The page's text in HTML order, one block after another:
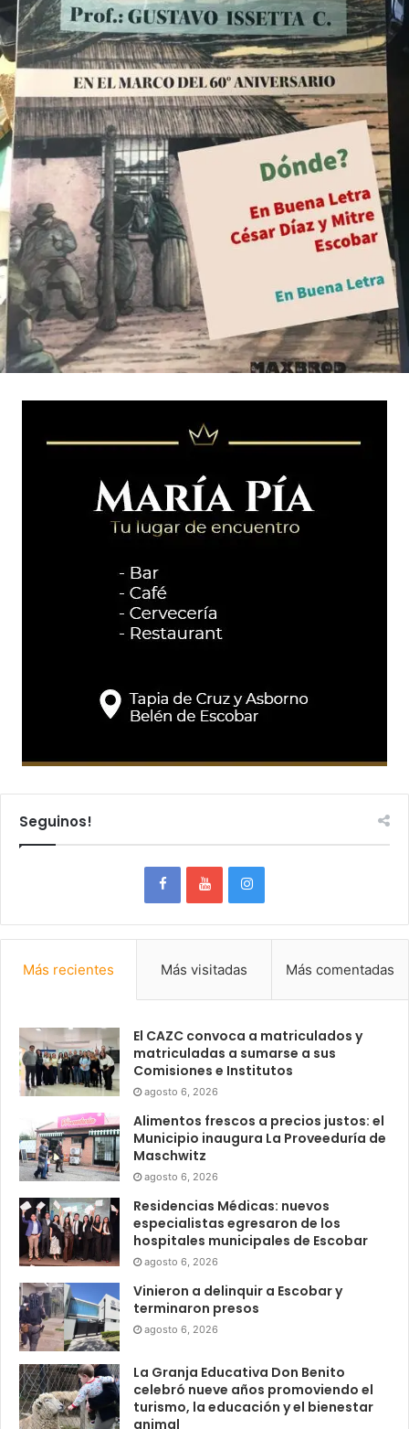
Seguinos!
Más recientes Más visitadas Más comentadas
El CAZC convoca a matriculados y
matriculadas a sumarse a sus
Comisiones e Institutos
agosto 6, 2026
Alimentos frescos a precios justos: el
Municipio inaugura La Proveeduría de
Maschwitz
agosto 6, 2026
Residencias Médicas: nuevos
especialistas egresaron de los
hospitales municipales de Escobar
agosto 6, 2026
Vinieron a delinquir a Escobar y
terminaron presos
agosto 6, 2026
La Granja Educativa Don Benito
celebró nueve años promoviendo el
turismo, la educación y el bienestar
animal